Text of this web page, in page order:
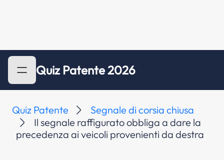
Quiz Patente 2026
Quiz Patente
Segnale di corsia chiusa
Il segnale raffigurato obbliga a dare la
precedenza ai veicoli provenienti da destra